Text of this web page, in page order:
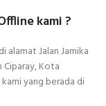
kami ?
alamat Jalan Jamika
Ciparay, Kota
yang berada di